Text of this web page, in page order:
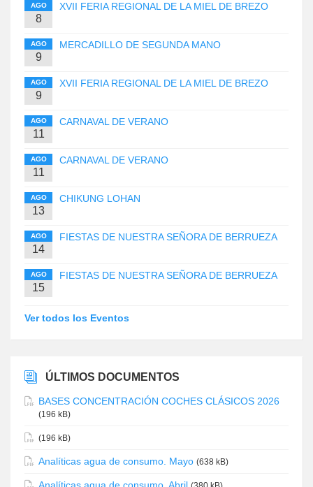
AGO
8
XVII FERIA REGIONAL DE LA MIEL DE BREZO
AGO
9
MERCADILLO DE SEGUNDA MANO
AGO
9
XVII FERIA REGIONAL DE LA MIEL DE BREZO
AGO
11
CARNAVAL DE VERANO
AGO
11
CARNAVAL DE VERANO
AGO
13
CHIKUNG LOHAN
AGO
14
FIESTAS DE NUESTRA SEÑORA DE BERRUEZA
AGO
15
FIESTAS DE NUESTRA SEÑORA DE BERRUEZA
Ver todos los Eventos
ÚLTIMOS DOCUMENTOS
BASES CONCENTRACIÓN COCHES CLÁSICOS 2026
(196 kB)
(196 kB)
Analíticas agua de consumo. Mayo (638 kB)